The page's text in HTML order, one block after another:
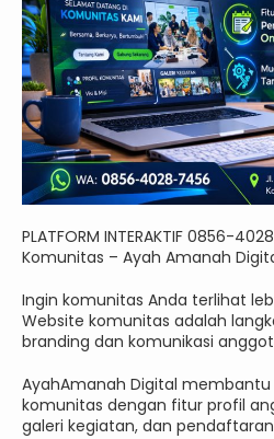
PLATFORM INTERAKTIF 0856-
Komunitas – Ayah Amanah
Ingin komunitas Anda terlihat
Website komunitas adalah
branding dan komunikasi
AyahAmanah Digital
komunitas dengan fitur profil
galeri kegiatan, dan